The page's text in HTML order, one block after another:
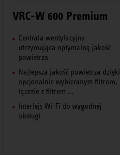
VRC-W 600 Premium
Centrala wentylacyjna
utrzymująca optymalną jakość
powietrza
Najlepsza jakość powietrza dzięki
opcjonalnie wybieranym filtrom,
łącznie z filtrem ...
Interfejs Wi-Fi do wygodnej
obsługi